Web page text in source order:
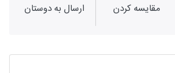
مقايسه كردن ارسال به دوستان